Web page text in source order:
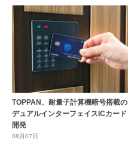
TOPPAN、耐量子計算機暗号搭載の
デュアルインターフェイスICカード
開発
08月07日